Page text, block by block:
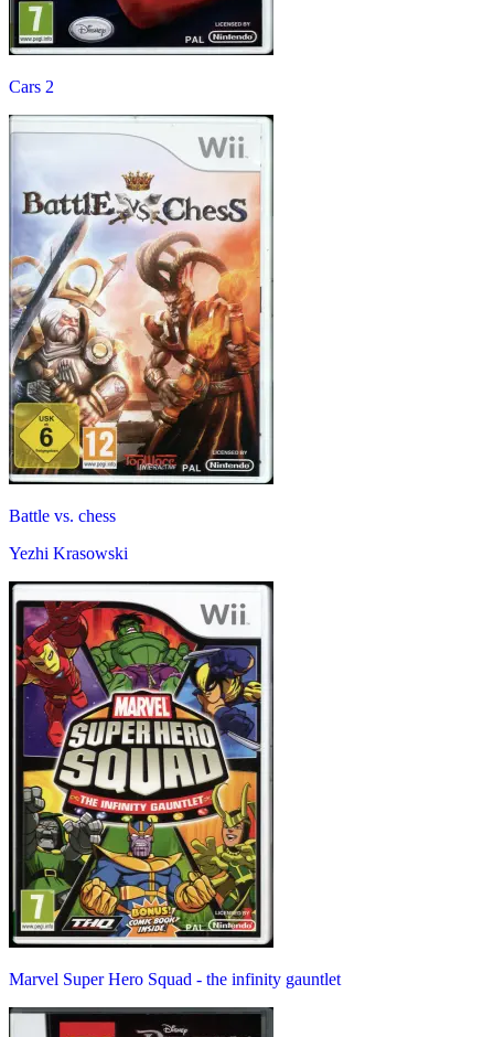
Cars 2
Battle vs. chess
Yezhi Krasowski
Marvel Super Hero Squad - the infinity gauntlet